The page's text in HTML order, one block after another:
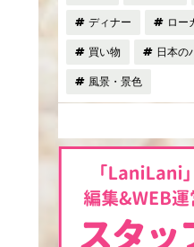
ディナー ロー
買い物 日本の
風景・景色